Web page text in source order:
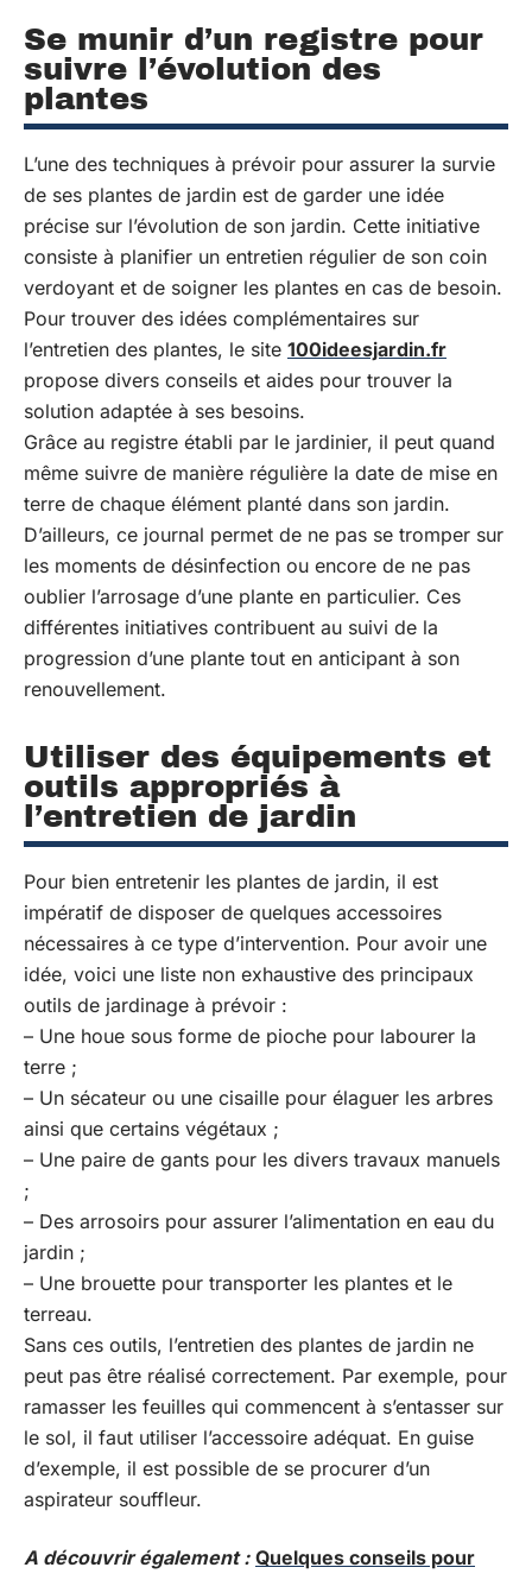
Se munir d’un registre pour
suivre l’évolution des
plantes
L’une des techniques à prévoir pour assurer la survie
de ses plantes de jardin est de garder une idée
précise sur l’évolution de son jardin. Cette initiative
consiste à planifier un entretien régulier de son coin
verdoyant et de soigner les plantes en cas de besoin.
Pour trouver des idées complémentaires sur
l’entretien des plantes, le site 100ideesjardin.fr
propose divers conseils et aides pour trouver la
solution adaptée à ses besoins.
Grâce au registre établi par le jardinier, il peut quand
même suivre de manière régulière la date de mise en
terre de chaque élément planté dans son jardin.
D’ailleurs, ce journal permet de ne pas se tromper sur
les moments de désinfection ou encore de ne pas
oublier l’arrosage d’une plante en particulier. Ces
différentes initiatives contribuent au suivi de la
progression d’une plante tout en anticipant à son
renouvellement.
Utiliser des équipements et
outils appropriés à
l’entretien de jardin
Pour bien entretenir les plantes de jardin, il est
impératif de disposer de quelques accessoires
nécessaires à ce type d’intervention. Pour avoir une
idée, voici une liste non exhaustive des principaux
outils de jardinage à prévoir :
– Une houe sous forme de pioche pour labourer la
terre ;
– Un sécateur ou une cisaille pour élaguer les arbres
ainsi que certains végétaux ;
– Une paire de gants pour les divers travaux manuels
;
– Des arrosoirs pour assurer l’alimentation en eau du
jardin ;
– Une brouette pour transporter les plantes et le
terreau.
Sans ces outils, l’entretien des plantes de jardin ne
peut pas être réalisé correctement. Par exemple, pour
ramasser les feuilles qui commencent à s’entasser sur
le sol, il faut utiliser l’accessoire adéquat. En guise
d’exemple, il est possible de se procurer d’un
aspirateur souffleur.
A découvrir également : Quelques conseils pour